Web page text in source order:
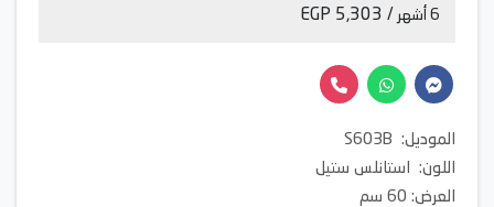
6 أشهر / 5,303 EGP
الموديل: S603B
اللون: استانلس ستيل
العرض: 60 سم